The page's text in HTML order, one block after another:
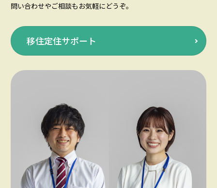
問い合わせやご相談もお気軽にどうぞ。
移住定住サポート